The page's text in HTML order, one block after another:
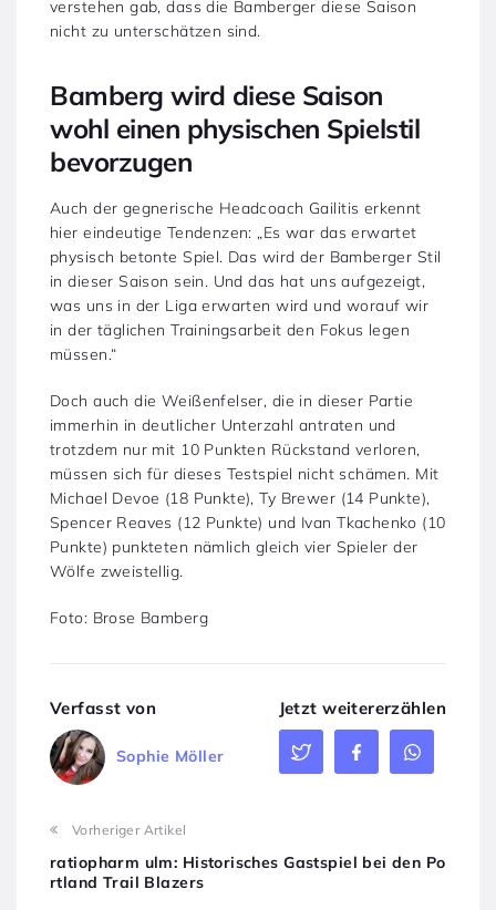
verstehen gab, dass die Bamberger diese Saison
nicht zu unterschätzen sind.
Bamberg wird diese Saison
wohl einen physischen Spielstil
bevorzugen
Auch der gegnerische Headcoach Gailitis erkennt
hier eindeutige Tendenzen: „Es war das erwartet
physisch betonte Spiel. Das wird der Bamberger Stil
in dieser Saison sein. Und das hat uns aufgezeigt,
was uns in der Liga erwarten wird und worauf wir
in der täglichen Trainingsarbeit den Fokus legen
müssen.“
Doch auch die Weißenfelser, die in dieser Partie
immerhin in deutlicher Unterzahl antraten und
trotzdem nur mit 10 Punkten Rückstand verloren,
müssen sich für dieses Testspiel nicht schämen. Mit
Michael Devoe (18 Punkte), Ty Brewer (14 Punkte),
Spencer Reaves (12 Punkte) und Ivan Tkachenko (10
Punkte) punkteten nämlich gleich vier Spieler der
Wölfe zweistellig.
Foto: Brose Bamberg
Verfasst von
Sophie Möller
Jetzt weitererzählen
Vorheriger Artikel
ratiopharm ulm: Historisches Gastspiel bei den Po
rtland Trail Blazers